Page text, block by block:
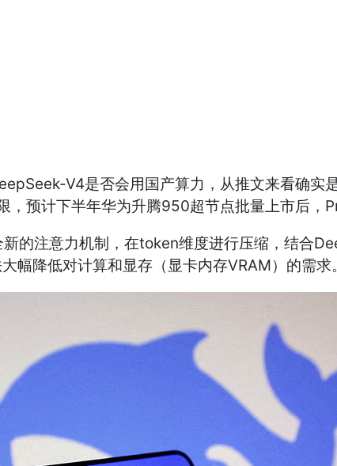
V4是否会用国产算力，从推文来看确
，预计下半年华为升腾950超节点批量上市后，
的注意力机制，在token维度进行压缩，结合
幅降低对计算和显存（显卡内存VRAM）的需求。